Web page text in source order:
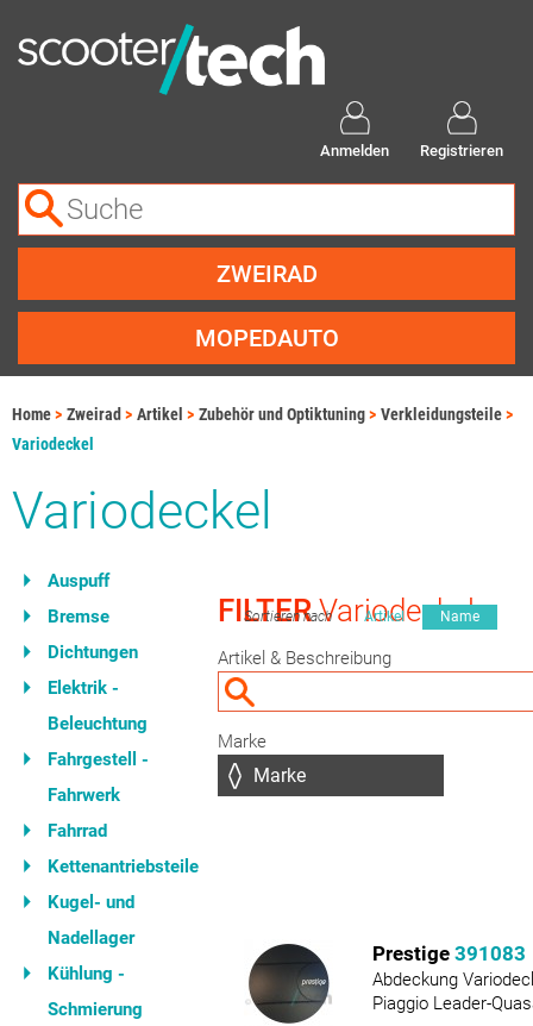
Anmelden Registrieren
ZWEIRAD
MOPEDAUTO
Home Zweirad Artikel Zubehör und Optiktuning
Verkleidungsteile
Variodeckel
Variodeckel
Auspuff
Bremse
Dichtungen
Elektrik -
Beleuchtung
Fahrgestell -
Fahrwerk
Fahrrad
Kettenantriebsteile
Kugel- und
Nadellager
Kühlung -
Schmierung
FILTERVariodeckel
Sortieren nach Artikel Name
Artikel & Beschreibung
Marke
Prestige 391083
Abdeckung
Piaggio Leader-